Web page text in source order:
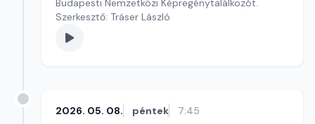
Budapesti Nemzetközi Képregénytalálkozót.
Szerkesztő: Tráser László
2026. 05. 08. péntek 7:45